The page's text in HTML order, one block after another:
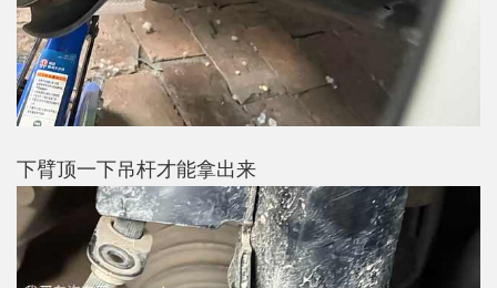
下臂顶一下吊杆才能拿出来